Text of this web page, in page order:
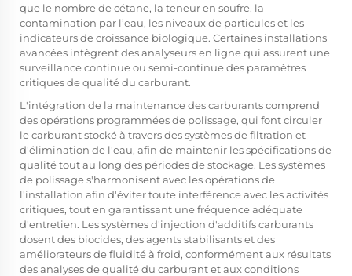
que le nombre de cétane, la teneur en soufre, la
contamination par l’eau, les niveaux de particules et les
indicateurs de croissance biologique. Certaines installations
avancées intègrent des analyseurs en ligne qui assurent une
surveillance continue ou semi-continue des paramètres
critiques de qualité du carburant.
L'intégration de la maintenance des carburants comprend
des opérations programmées de polissage, qui font circuler
le carburant stocké à travers des systèmes de filtration et
d'élimination de l'eau, afin de maintenir les spécifications de
qualité tout au long des périodes de stockage. Les systèmes
de polissage s'harmonisent avec les opérations de
l'installation afin d'éviter toute interférence avec les activités
critiques, tout en garantissant une fréquence adéquate
d'entretien. Les systèmes d'injection d'additifs carburants
dosent des biocides, des agents stabilisants et des
améliorateurs de fluidité à froid, conformément aux résultats
des analyses de qualité du carburant et aux conditions